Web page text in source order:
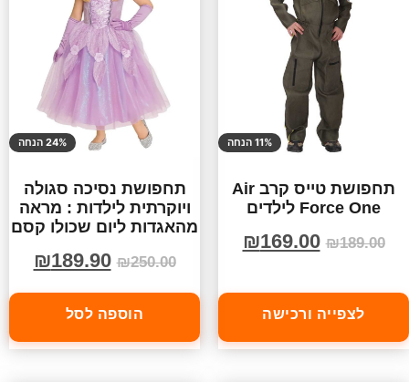
11% הנחה
תחפושת טייס קרב Air
Force One לילדים
₪189.00
₪169.00
לצפייה ורכישה
24% הנחה
תחפושת נסיכה סגולה
ויוקרתית לילדות : מראה
מהאגדות ליום שכולו קסם
₪250.00
₪189.90
הוספה לסל